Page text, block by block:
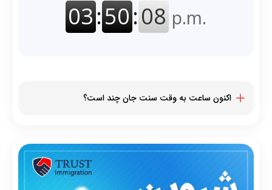
اکنون ساعت به وقت سنت جان چند است؟